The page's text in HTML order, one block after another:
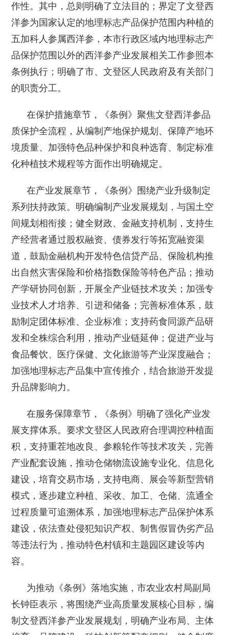
作性。其中，总则明确了立法目的；界定了文登西
洋参为国家认定的地理标志产品保护范围内种植的
五加科人参属西洋参，本市行政区域内地理标志产
品保护范围以外的西洋参产业发展相关工作参照本
条例执行；明确了市、文登区人民政府及有关部门
的职责分工。
在保护措施章节，《条例》聚焦文登西洋参品
质保护全流程，从编制产地保护规划、保障产地环
境质量、加强特色品种保护和良种选育、制定标准
化种植技术规程等方面作出明确规定。
在产业发展章节，《条例》围绕产业升级制定
系列扶持政策。明确编制产业发展规划，与国土空
间规划相衔接；健全财政、金融支持机制，支持生
产经营者通过股权融资、债券发行等拓宽融资渠
道，鼓励金融机构开发特色信贷产品、保险机构推
出自然灾害保险和价格指数保险等特色产品；推动
产学研协同创新，开展全产业链技术攻关；加强专
业技术人才培养、引进和储备；完善标准体系，鼓
励制定团体标准、企业标准；支持药食同源产品研
发和全株综合利用，推动产业链延伸；促进产业与
食品餐饮、医疗保健、文化旅游等产业深度融合；
加强地理标志产品集中宣传推介，结合旅游开发提
升品牌影响力。
在服务保障章节，《条例》明确了强化产业发
展支撑体系。要求文登区人民政府合理调控种植面
积，支持重茬地改良、参粮轮作等技术攻关，完善
产业配套设施，推动仓储物流设施专业化、信息化
建设，培育交易市场，支持电商、展会等新型营销
模式，逐步建立种植、采收、加工、仓储、流通全
过程质量可追溯体系，加强地理标志产品保护体系
建设，依法查处侵犯知识产权、制售假冒伪劣产品
等违法行为，推动特色村镇和主题园区建设等内
容。
为推动《条例》落地实施，市农业农村局副局
长钟臣表示，将围绕产业高质量发展核心目标，编
制文登西洋参产业发展规划，明确产业布局、主体